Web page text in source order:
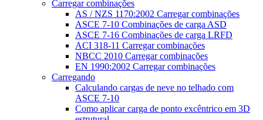
Carregar combinações
AS / NZS 1170:2002 Carregar combinações
ASCE 7-10 Combinações de carga ASD
ASCE 7-16 Combinações de carga LRFD
ACI 318-11 Carregar combinações
NBCC 2010 Carregar combinações
EN 1990:2002 Carregar combinações
Carregando
Calculando cargas de neve no telhado com
ASCE 7-10
Como aplicar carga de ponto excêntrico em 3D